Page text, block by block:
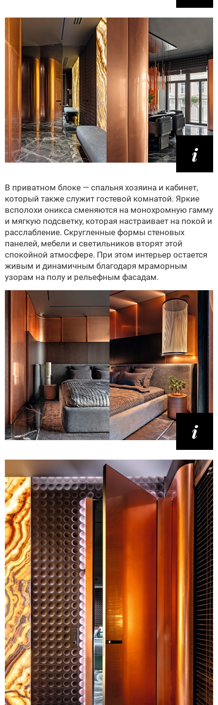
В приватном блоке — спальня хозяина и кабинет,
который также служит гостевой комнатой. Яркие
всполохи оникса сменяются на монохромную гамму
и мягкую подсветку, которая настраивает на покой и
расслабление. Скругленные формы стеновых
панелей, мебели и светильников вторят этой
спокойной атмосфере. При этом интерьер остается
живым и динамичным благодаря мраморным
узорам на полу и рельефным фасадам.